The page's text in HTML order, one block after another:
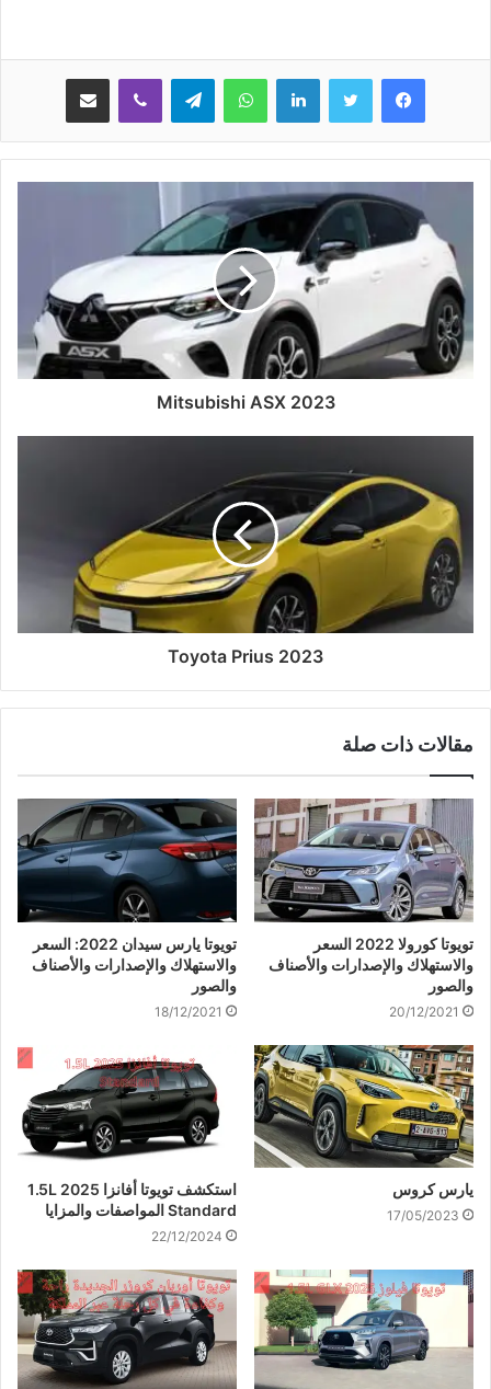
لينكدإن واتساب
2023 Mitsubishi ASX
Toyota Prius 2023
مقالات ذات صلة
تويوتا كورولا 2022 السعر
والاستهلاك والإصدارات والأصناف
والصور
20/12/2021
تويوتا يارس سيدان 2022: السعر
والاستهلاك والإصدارات والأصناف
والصور
18/12/2021
يارس كروس
17/05/2023
استكشف تويوتا أفانزا 2025 1.5L
Standard المواصفات والمزايا
22/12/2024